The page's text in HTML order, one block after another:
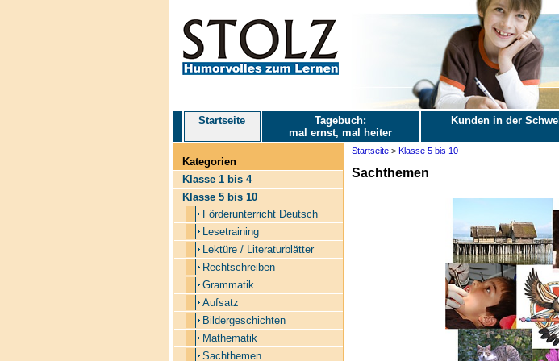
Startseite
Tagebuch:
mal ernst, mal heiter
Kunden in der
Kategorien
Klasse 1 bis 4
Klasse 5 bis 10
Förderunterricht Deutsch
Lesetraining
Lektüre / Literaturblätter
Rechtschreiben
Grammatik
Aufsatz
Bildergeschichten
Mathematik
Sachthemen
Startseite> Klasse 5 bis 10
Sachthemen